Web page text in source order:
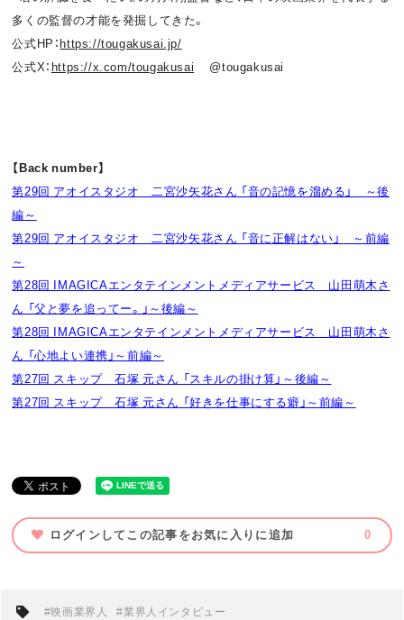
多くの監督の才能を発掘してきた。
公式HP：https://tougakusai.jp/
公式X： https://x.com/tougakusai @tougakusai
【Back number】
第29回 アオイスタジオ 二宮沙矢花さん 「音の記憶を溜める」 ～後
編～
第29回 アオイスタジオ 二宮沙矢花さん 「音に正解はない」 ～前編
～
第28回 IMAGICAエンタテインメントメディアサービス 山田萌木さ
ん 「父と夢を追ってー。」～後編～
第28回 IMAGICAエンタテインメントメディアサービス 山田萌木さ
ん 「心地よい連携」～前編～
第27回 スキップ 石塚 元さん 「スキルの掛け算」～後編～
第27回 スキップ 石塚 元さん 「好きを仕事にする癖」～前編～
ログインしてこの記事をお気に入りに追加 0
#映画業界人 #業界人インタビュー